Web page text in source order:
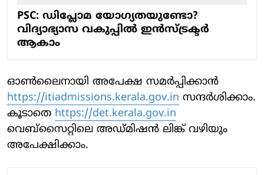
PSC: ഡിപ്ലോമ യോഗ്യതയുണ്ടോ?
വിദ്യാഭ്യാസ വകുപ്പിൽ ഇൻസ്ട്രക്ടർ
ആകാം
ഓൺലൈനായി അപേക്ഷ സമർപ്പിക്കാൻ
https://itiadmissions.kerala.gov.in സന്ദർശിക്കാം.
കൂടാതെ https://det.kerala.gov.in
വെബ്സൈറ്റിലെ അഡ്മിഷൻ ലിങ്ക് വഴിയും
അപേക്ഷിക്കാം.